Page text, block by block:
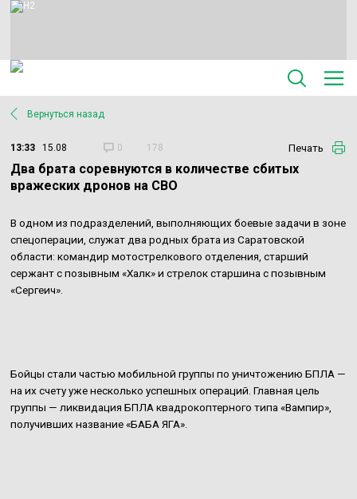
Вернуться назад
13:33 15.08 0 178 Печать
Два брата соревнуются в количестве сбитых
вражеских дронов на СВО
В одном из подразделений, выполняющих боевые задачи в зоне
спецоперации, служат два родных брата из Саратовской
области: командир мотострелкового отделения, старший
сержант с позывным «Халк» и стрелок старшина с позывным
«Сергеич».
Бойцы стали частью мобильной группы по уничтожению БПЛА —
на их счету уже несколько успешных операций. Главная цель
группы — ликвидация БПЛА квадрокоптерного типа «Вампир»,
получивших название «БАБА ЯГА».